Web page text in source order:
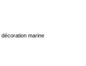
marine